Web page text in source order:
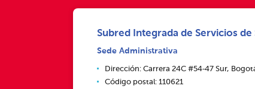
Subred Integrada de Servicios de
Sede Administrativa
Dirección: Carrera 24C #54‑47 Sur,
Código postal: 110621